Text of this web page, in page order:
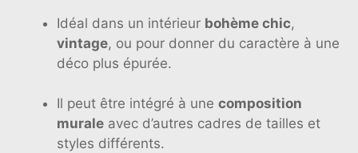
Idéal dans un intérieur bohème chic,
vintage, ou pour donner du caractère à une
déco plus épurée.
Il peut être intégré à une composition
murale avec d’autres cadres de tailles et
styles différents.